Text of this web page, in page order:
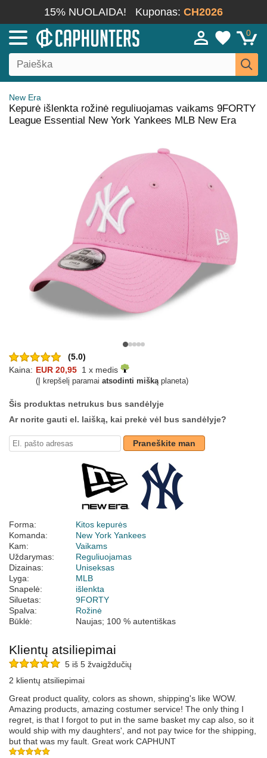
15% NUOLAIDA! Kuponas: CH2026
0
New Era
Kepurė išlenkta rožinė reguliuojamas vaikams 9FORTY
League Essential New York Yankees MLB New Era
(5.0)
Kaina: EUR 20,95 1 x medis
(Į krepšelį paramai atsodinti miškąplaneta)
Šis produktas netrukus bus sandėlyje
Ar norite gauti el. laišką, kai prekė vėl bus sandėlyje?
Praneškite man
Forma:
Kitos kepurės
Komanda:
New York Yankees
Kam:
Vaikams
Uždarymas:
Reguliuojamas
Dizainas:
Uniseksas
Lyga:
MLB
Snapelė:
išlenkta
Siluetas:
9FORTY
Spalva:
Rožinė
Būklė:
Naujas; 100 % autentiškas
Klientų atsiliepimai
5 iš 5 žvaigždučių
2 klientų atsiliepimai
Great product quality, colors as shown, shipping's like WOW.
Amazing products, amazing costumer service! The only thing I
regret, is that I forgot to put in the same basket my cap also, so it
would ship with my daughters', and not pay twice for the shipping,
but that was my fault. Great work CAPHUNT